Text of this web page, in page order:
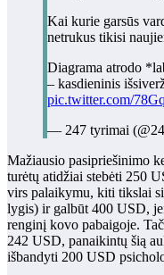
Kai kurie garsūs
netrukus tikisi
Diagrama atrodo
– kasdieninis
pic.twitter.com/
— 247 tyrimai
Mažiausio pasipriešinimo
turėtų atidžiai stebėti 250
virs palaikymu, kiti tikslai
lygis) ir galbūt 400 USD,
renginį kovo pabaigoje.
242 USD, panaikintų šią
išbandyti 200 USD